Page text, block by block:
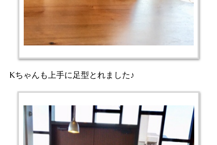
Kちゃんも上手に足型とれました♪